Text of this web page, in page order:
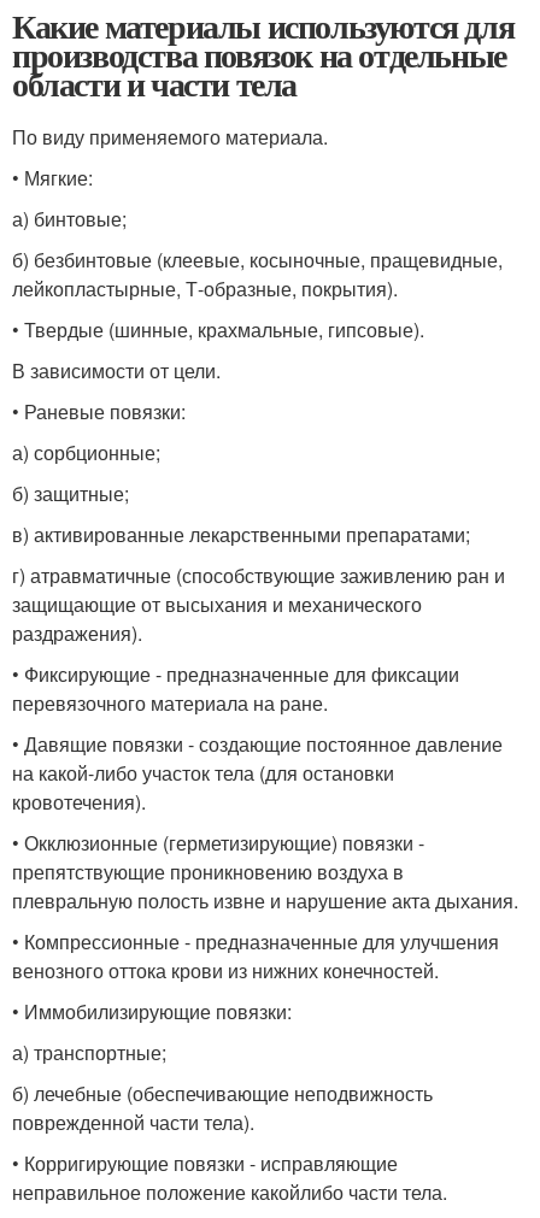
Какие материалы используются для
производства повязок на отдельные
области и части тела
По виду применяемого материала.
• Мягкие:
а) бинтовые;
б) безбинтовые (клеевые, косыночные, пращевидные,
лейкопластырные, Т-образные, покрытия).
• Твердые (шинные, крахмальные, гипсовые).
В зависимости от цели.
• Раневые повязки:
а) сорбционные;
б) защитные;
в) активированные лекарственными препаратами;
г) атравматичные (способствующие заживлению ран и
защищающие от высыхания и механического
раздражения).
• Фиксирующие - предназначенные для фиксации
перевязочного материала на ране.
• Давящие повязки - создающие постоянное давление
на какой-либо участок тела (для остановки
кровотечения).
• Окклюзионные (герметизирующие) повязки -
препятствующие проникновению воздуха в
плевральную полость извне и нарушение акта дыхания.
• Компрессионные - предназначенные для улучшения
венозного оттока крови из нижних конечностей.
• Иммобилизирующие повязки:
а) транспортные;
б) лечебные (обеспечивающие неподвижность
поврежденной части тела).
• Корригирующие повязки - исправляющие
неправильное положение какойлибо части тела.